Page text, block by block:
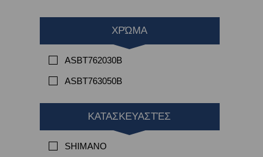
ΧΡΏΜΑ
ASBT762030B
ASBT763050B
ΚΑΤΑΣΚΕΥΑΣΤΈΣ
SHIMANO